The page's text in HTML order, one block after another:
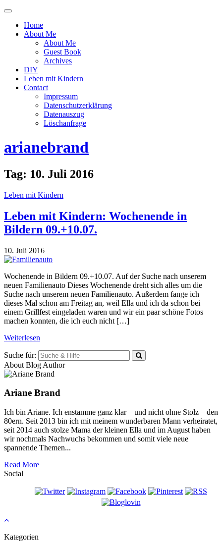
Menü
oder
ausblenden
Home
About Me
About Me
Guest Book
Archives
DIY
Leben mit Kindern
Contact
Impressum
Datenschutzerklärung
Datenauszug
Löschanfrage
arianebrand
Tag: 10. Juli 2016
Leben mit Kindern
Leben mit Kindern: Wochenende in
Bildern 09.+10.07.
10. Juli 2016
Wochenende in Bildern 09.+10.07. Auf der Suche nach unserem
neuen Familienauto Dieses Wochenende dreht sich alles um die
Suche nach unserem neuen Familienauto. Außerdem fange ich
dieses Mal schon am Freitag an, weil Ella und ich da schon bei
einem Grillfest eingeladen waren und wir ein paar schöne Fotos
machen konnten, die ich euch nicht […]
Weiterlesen
Suche für:
About Blog Author
Ariane Brand
Ich bin Ariane. Ich enstamme ganz klar – und nicht ohne Stolz – den
80ern. Seit 2013 bin ich mit meinem wunderbaren Mann verheiratet,
seit 2014 auch stolze Mama der kleinen Ella und im August haben
wir nochmals Nachwuchs bekommen und somit viele neue
spannende Themen...
Read More
Social
Kategorien